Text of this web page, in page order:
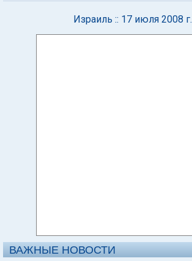
Израиль :: 17 июля 2008 г.
ВАЖНЫЕ НОВОСТИ